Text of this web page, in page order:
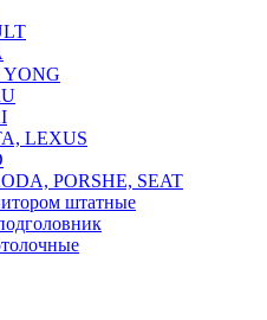
YONG
LEXUS
PORSHE, SEAT
штатные